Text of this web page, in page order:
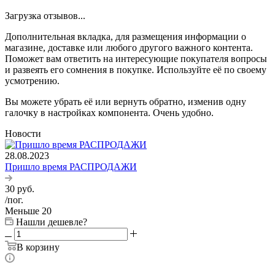
Загрузка отзывов...
Дополнительная вкладка, для размещения информации о
магазине, доставке или любого другого важного контента.
Поможет вам ответить на интересующие покупателя вопросы
и развеять его сомнения в покупке. Используйте её по своему
усмотрению.
Вы можете убрать её или вернуть обратно, изменив одну
галочку в настройках компонента. Очень удобно.
Новости
28.08.2023
Пришло время РАСПРОДАЖИ
30 руб.
/пог.
Меньше 20
Нашли дешевле?
В корзину